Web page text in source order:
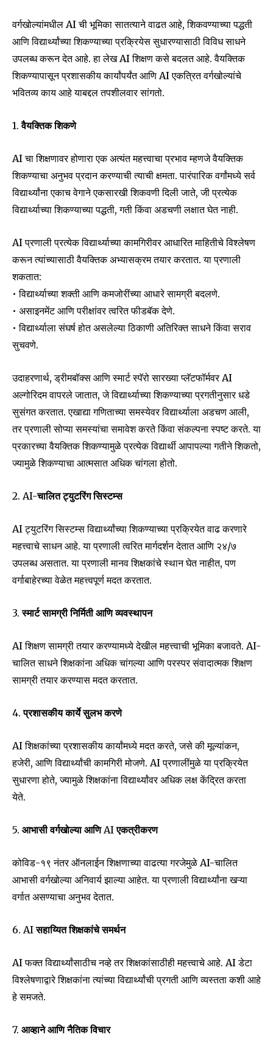
SUBSCRIBERS and be part of the
conversation.
To subscribe, simply enter your email address on our website
or click the subscribe button below. Don't worry, we respect
safe with us.
SUBSCRIBE
I've read and accept thePrivacy Policy
Fans
वर्गखोल्यांमधील AI ची भूमिका सातत्याने वाढत आहे, शिकवण्याच्या पद्धती
आणि विद्यार्थ्यांच्या शिकण्याच्या प्रक्रियेस सुधारण्यासाठी विविध साधने
उपलब्ध करून देत आहे. हा लेख AI शिक्षण कसे बदलत आहे. वैयक्तिक
शिकण्यापासून प्रशासकीय कार्यांपर्यंत आणि AI एकत्रित वर्गखोल्यांचे
भवितव्य काय आहे याबद्दल तपशीलवार सांगतो.
1.वैयक्तिक शिकणे
AI चा शिक्षणावर होणारा एक अत्यंत महत्त्वाचा प्रभाव म्हणजे वैयक्तिक
शिकण्याचा अनुभव प्रदान करण्याची त्याची क्षमता. पारंपारिक वर्गांमध्ये सर्व
विद्यार्थ्यांना एकाच वेगाने एकसारखी शिकवणी दिली जाते, जी प्रत्येक
विद्यार्थ्याच्या शिकण्याच्या पद्धती, गती किंवा अडचणी लक्षात घेत नाही.
AI प्रणाली प्रत्येक विद्यार्थ्याच्या कामगिरीवर आधारित माहितीचे विश्लेषण
करून त्यांच्यासाठी वैयक्तिक अभ्यासक्रम तयार करतात. या प्रणाली
शकतात:
• विद्यार्थ्याच्या शक्ती आणि कमजोरींच्या आधारे सामग्री बदलणे.
• असाइनमेंट आणि परीक्षांवर त्वरित फीडबॅक देणे.
• विद्यार्थ्याला संघर्ष होत असलेल्या ठिकाणी अतिरिक्त साधने किंवा सराव
सुचवणे.
उदाहरणार्थ, ड्रीमबॉक्स आणि स्मार्ट स्पॅरो सारख्या प्लॅटफॉर्मवर AI
अल्गोरिदम वापरले जातात, जे विद्यार्थ्याच्या शिकण्याच्या प्रगतीनुसार धडे
सुसंगत करतात. एखाद्या गणिताच्या समस्येवर विद्यार्थ्याला अडचण आली,
तर प्रणाली सोप्या समस्यांचा समावेश करते किंवा संकल्पना स्पष्ट करते. या
प्रकारच्या वैयक्तिक शिकण्यामुळे प्रत्येक विद्यार्थी आपापल्या गतीने शिकतो,
ज्यामुळे शिकण्याचा आत्मसात अधिक चांगला होतो.
2. AI-चालित ट्युटरिंग सिस्टम्स
AI ट्युटरिंग सिस्टम्स विद्यार्थ्यांच्या शिकण्याच्या प्रक्रियेत वाढ करणारे
महत्त्वाचे साधन आहे. या प्रणाली त्वरित मार्गदर्शन देतात आणि २४/७
उपलब्ध असतात. या प्रणाली मानव शिक्षकांचे स्थान घेत नाहीत, पण
वर्गाबाहेरच्या वेळेत महत्त्वपूर्ण मदत करतात.
3.स्मार्ट सामग्री निर्मिती आणि व्यवस्थापन
AI शिक्षण सामग्री तयार करण्यामध्ये देखील महत्त्वाची भूमिका बजावते. AI-
चालित साधने शिक्षकांना अधिक चांगल्या आणि परस्पर संवादात्मक शिक्षण
सामग्री तयार करण्यास मदत करतात.
4.प्रशासकीय कार्ये सुलभ करणे
AI शिक्षकांच्या प्रशासकीय कार्यांमध्ये मदत करते, जसे की मूल्यांकन,
हजेरी, आणि विद्यार्थ्यांची कामगिरी मोजणे. AI प्रणालींमुळे या प्रक्रियेत
सुधारणा होते, ज्यामुळे शिक्षकांना विद्यार्थ्यांवर अधिक लक्ष केंद्रित करता
येते.
5. आभासी वर्गखोल्या आणिAIएकत्रीकरण
कोविड-१९ नंतर ऑनलाईन शिक्षणाच्या वाढत्या गरजेमुळे AI-चालित
आभासी वर्गखोल्या अनिवार्य झाल्या आहेत. या प्रणाली विद्यार्थ्यांना खऱ्या
वर्गात असण्याचा अनुभव देतात.
6. AIसहाय्यित शिक्षकांचे समर्थन
AI फक्त विद्यार्थ्यांसाठीच नव्हे तर शिक्षकांसाठीही महत्त्वाचे आहे. AI डेटा
विश्लेषणाद्वारे शिक्षकांना त्यांच्या विद्यार्थ्यांची प्रगती आणि व्यस्तता कशी आहे
हे समजते.
7. आव्हाने आणि नैतिक विचार